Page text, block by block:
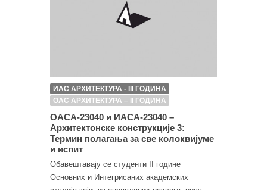
ИАС АРХИТЕКТУРА - III ГОДИНА
ОАС АРХИТЕКТУРА – II ГОДИНА
ОАСА-23040 и ИАСА-23040 –
Архитектонске конструкције 3:
Термин полагања за све колоквијуме
и испит
Обавештавају се студенти II године
Основних и Интегрисаних академских